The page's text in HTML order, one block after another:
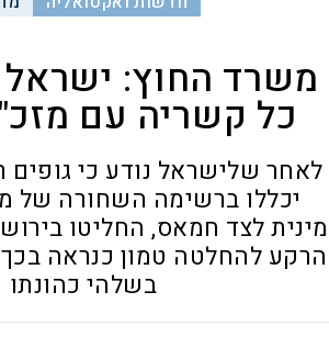
משרד החוץ:
כל קשריה עם
לאחר שלישראל נודע כי גופים
יכללו ברשימה השחורה של
מינית לצד חמאס, החליטו
הרקע להחלטה טמון כנראה
בשלהי כהונתו